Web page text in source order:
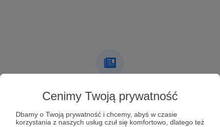
Cenimy Twoją prywatność
Dbamy o Twoją prywatność i chcemy, abyś w czasie
korzystania z naszych usług czuł się komfortowo, dlatego też
Lista postów jest pusta
Autor nie dodał jeszcze żadnych postów